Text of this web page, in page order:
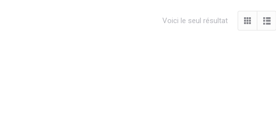
Voici le seul résultat